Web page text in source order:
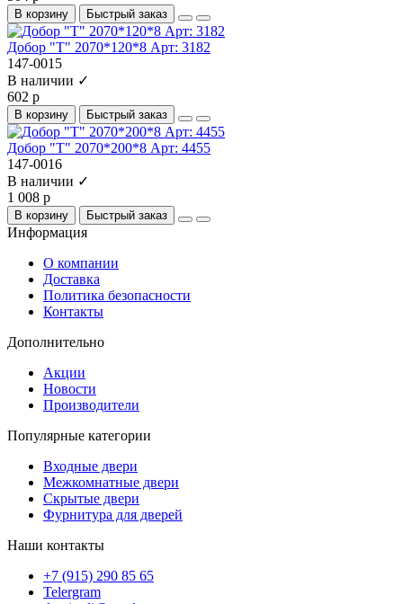
В корзину Быстрый заказ
Добор "Т" 2070*120*8 Арт: 3182
147-0015
В наличии ✓
602 р
В корзину Быстрый заказ
Добор "Т" 2070*200*8 Арт: 4455
147-0016
В наличии ✓
1 008 р
В корзину Быстрый заказ
Информация
О компании
Доставка
Политика безопасности
Контакты
Дополнительно
Акции
Новости
Производители
Популярные категории
Входные двери
Межкомнатные двери
Скрытые двери
Фурнитура для дверей
Наши контакты
+7 (915) 290 85 65
Telergram